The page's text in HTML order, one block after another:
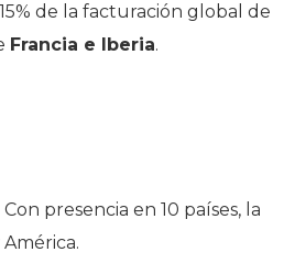
de la facturación global de
Francia e Iberia.
presencia en 10 países, la